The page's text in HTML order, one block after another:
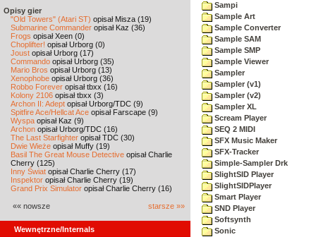
Opisy gier
"Old Towers" (Atari ST) opisał Misza (19)
Submarine Commander opisał Kaz (36)
Frogs opisał Xeen (0)
Choplifter! opisał Urborg (0)
Joust opisał Urborg (17)
Commando opisał Urborg (35)
Mario Bros opisał Urborg (13)
Xenophobe opisał Urborg (36)
Robbo Forever opisał tbxx (16)
Kolony 2106 opisał tbxx (3)
Archon II: Adept opisał Urborg/TDC (9)
Spitfire Ace/Hellcat Ace opisał Farscape (9)
Wyspa opisał Kaz (9)
Archon opisał Urborg/TDC (16)
The Last Starfighter opisał TDC (30)
Dwie Wieże opisał Muffy (19)
Basil The Great Mouse Detective opisał Charlie
Cherry (125)
Inny Świat opisał Charlie Cherry (17)
Inspektor opisał Charlie Cherry (19)
Grand Prix Simulator opisał Charlie Cherry (16)
«« nowsze starsze »»
Wewnętrzne/Internals
Sampi
Sample Art
Sample Converter
Sample SAM
Sample SMP
Sample Viewer
Sampler
Sampler (v1)
Sampler (v2)
Sampler XL
Scream Player
SEQ 2 MIDI
SFX Music Maker
SFX-Tracker
Simple-Sampler Drk
SlightSID Player
SlightSIDPlayer
Smart Player
SND Player
Softsynth
Sonic